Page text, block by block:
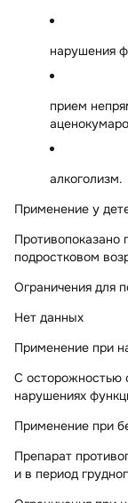
нарушения
прием
алкоголизм.
Применение у
Противопоказано
подростковом
Ограничения для
Нет данных
Применение при
С осторожностью
нарушениях
Применение при
Препарат
и в период